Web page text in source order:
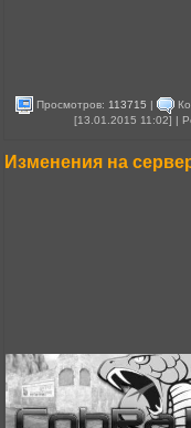
Просмотров: 113715 |
[13.01.2015 11:02] |
Изменения на